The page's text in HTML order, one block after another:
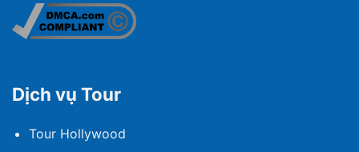
Dịch vụ Tour
Tour Hollywood